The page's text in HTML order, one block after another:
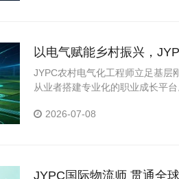
以电气赋能乡村振兴，
JYPC农村电气化工程师立足基层
从业者搭建专业化的职业成长平
2026-07-08
JYPC国际物流师 贯通全